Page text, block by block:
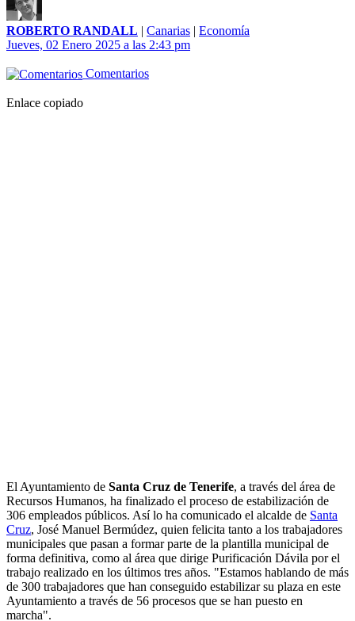
ROBERTO RANDALL | Canarias | Economía
Jueves, 02 Enero 2025 a las 2:43 pm
Comentarios
Enlace copiado
El Ayuntamiento de Santa Cruz de Tenerife, a través del área de
Recursos Humanos, ha finalizado el proceso de estabilización de
306 empleados públicos. Así lo ha comunicado el alcalde de Santa
Cruz, José Manuel Bermúdez, quien felicita tanto a los trabajadores
municipales que pasan a formar parte de la plantilla municipal de
forma definitiva, como al área que dirige Purificación Dávila por el
trabajo realizado en los últimos tres años. "Estamos hablando de más
de 300 trabajadores que han conseguido estabilizar su plaza en este
Ayuntamiento a través de 56 procesos que se han puesto en
marcha".